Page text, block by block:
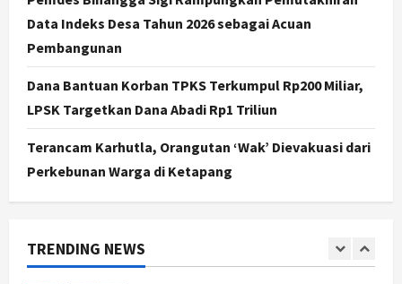
Data Indeks Desa Tahun 2026 sebagai Acuan
Pembangunan
Dana Bantuan Korban TPKS Terkumpul Rp200 Miliar,
LPSK Targetkan Dana Abadi Rp1 Triliun
Terancam Karhutla, Orangutan ‘Wak’ Dievakuasi dari
Perkebunan Warga di Ketapang
TRENDING NEWS
4 Agustus 7, 2026
BRIN Kembangkan Sepatu Murah
Mulai Rp75 Ribu untuk Sekolah
Rakyat
Agustus 7, 2026
1
Politik